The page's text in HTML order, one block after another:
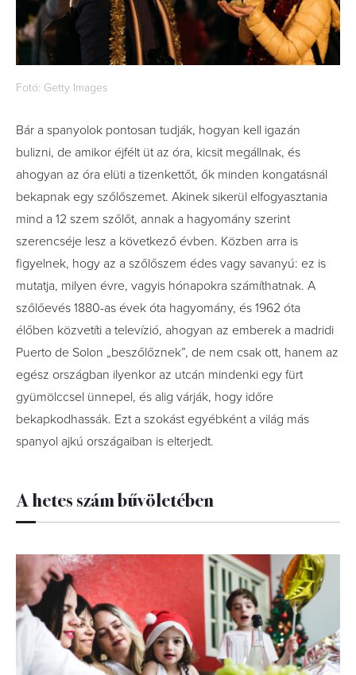
Fotó: Getty Images
Bár a spanyolok pontosan tudják, hogyan kell igazán
bulizni, de amikor éjfélt üt az óra, kicsit megállnak, és
ahogyan az óra elüti a tizenkettőt, ők minden kongatásnál
bekapnak egy szőlőszemet. Akinek sikerül elfogyasztania
mind a 12 szem szőlőt, annak a hagyomány szerint
szerencséje lesz a következő évben. Közben arra is
figyelnek, hogy az a szőlőszem édes vagy savanyú: ez is
mutatja, milyen évre, vagyis hónapokra számíthatnak. A
szőlőevés 1880-as évek óta hagyomány, és 1962 óta
élőben közvetíti a televízió, ahogyan az emberek a madridi
Puerto de Solon „beszőlőznek”, de nem csak ott, hanem az
egész országban ilyenkor az utcán mindenki egy fürt
gyümölccsel ünnepel, és alig várják, hogy időre
bekapkodhassák. Ezt a szokást egyébként a világ más
spanyol ajkú országaiban is elterjedt.
A hetes szám bűvöletében